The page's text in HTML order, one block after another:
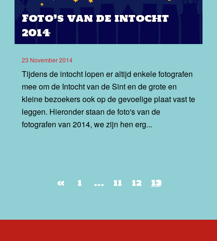
Foto’s van de intocht
2014
23 November 2014
Tijdens de intocht lopen er altijd enkele fotografen
mee om de Intocht van de Sint en de grote en
kleine bezoekers ook op de gevoelige plaat vast te
leggen. Hieronder staan de foto's van de
fotografen van 2014, we zijn hen erg...
« 1 … 11 12 13